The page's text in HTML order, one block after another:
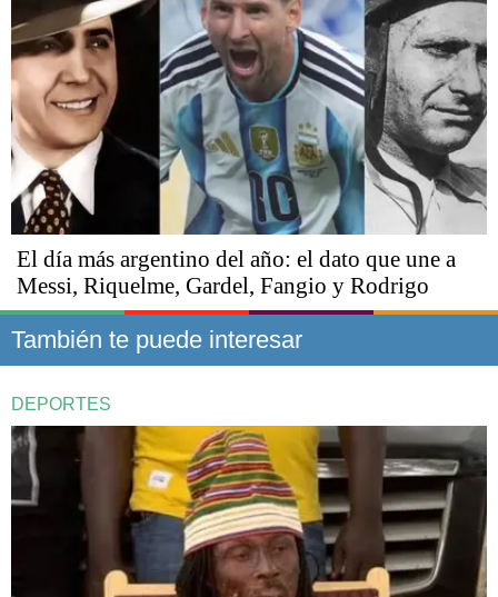
El día más argentino del año: el dato que une a
Messi, Riquelme, Gardel, Fangio y Rodrigo
También te puede interesar
DEPORTES